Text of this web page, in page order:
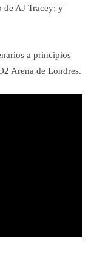
de AJ Tracey; y
a principios
Arena de Londres.